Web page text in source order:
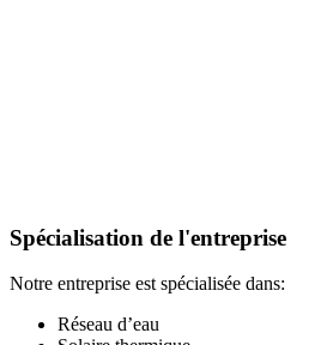
Spécialisation de l'entreprise
Notre entreprise est spécialisée dans:
Réseau d’eau